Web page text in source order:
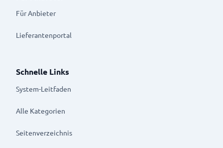
Für Anbieter
Lieferantenportal
Schnelle Links
System-Leitfaden
Alle Kategorien
Seitenverzeichnis